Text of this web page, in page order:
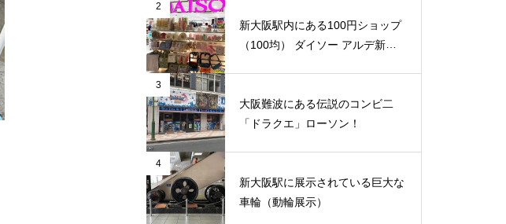
2
新大阪駅内にある100円ショップ
（100均） ダイソー アルデ新大
3
大阪難波にある伝説のコンビ二
「ドラクエ」ローソン！
4
新大阪駅に展示されている巨大な
車輪（動輪展示）